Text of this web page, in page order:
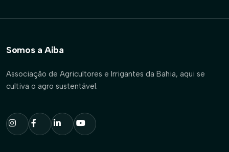
Somos a Aiba
Associação de Agricultores e Irrigantes da Bahia, aqui se
cultiva o agro sustentável.